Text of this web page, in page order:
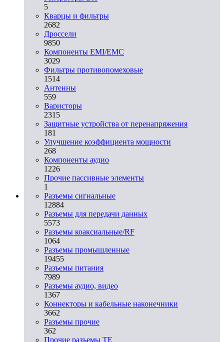
5
Кварцы и фильтры
2682
Дроссели
9850
Компоненты EMI/EMC
3029
Фильтры противопомеховые
1514
Антенны
559
Варисторы
2315
Защитные устройства от перенапряжения
181
Улучшение коэффициента мощности
268
Компоненты аудио
1226
Прочие пассивные элементы
1
Разъeмы сигнальные
12884
Разъeмы для передачи данных
5573
Разъeмы коаксиальные/RF
1064
Разъeмы промышленные
19455
Разъeмы питания
7989
Разъeмы аудио, видео
1367
Коннекторы и кабельные наконечники
3662
Разъeмы прочие
362
Прочие разъемы TE